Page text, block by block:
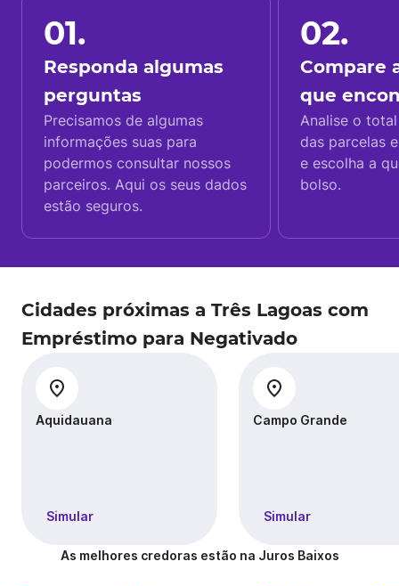
01.
Responda algumas
perguntas
Precisamos de algumas
informações suas para
podermos consultar nossos
parceiros. Aqui os seus dados
estão seguros.
02.
Compare
que
Analise o
das parcelas
e escolha a
bolso.
Cidades próximas a Três Lagoas com
Empréstimo para Negativado
Aquidauana
Simular
Campo Grande
Simular
As melhores credoras estão na Juros Baixos